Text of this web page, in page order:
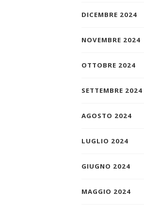
DICEMBRE 2024
NOVEMBRE 2024
OTTOBRE 2024
SETTEMBRE 2024
AGOSTO 2024
LUGLIO 2024
GIUGNO 2024
MAGGIO 2024